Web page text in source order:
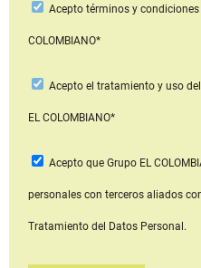
Aceptotérminos y
COLOMBIANO*
Acepto el tratamiento y uso
EL COLOMBIANO*
Acepto que Grupo EL
personales con terceros aliados
Tratamiento del Datos Personal.